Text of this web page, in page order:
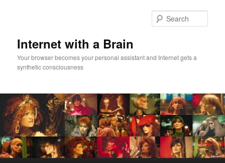
Internet with a Brain
Your browser becomes your personal assistant and Internet gets a
synthetic consciousness